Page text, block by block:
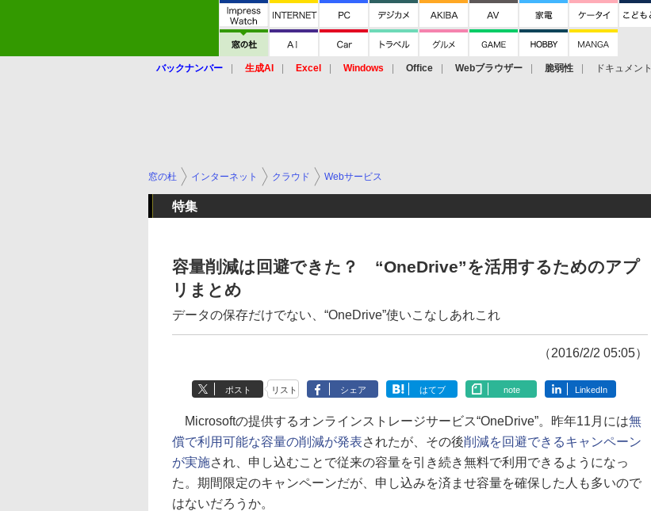
バックナンバー 生成AI Excel Windows Office Webブラウザー 脆弱性 ドキュメント
窓の杜 インターネット クラウド Webサービス
特集
容量削減は回避できた？ “OneDrive”を活用するためのアプ
リまとめ
データの保存だけでない、“OneDrive”使いこなしあれこれ
（2016/2/2 05:05）
ポスト リスト シェア はてブ note LinkedIn
Microsoftの提供するオンラインストレージサービス“OneDrive”。昨年11月には無
償で利用可能な容量の削減が発表されたが、その後削減を回避できるキャンペーン
が実施され、申し込むことで従来の容量を引き続き無料で利用できるようになっ
た。期間限定のキャンペーンだが、申し込みを済ませ容量を確保した人も多いので
はないだろうか。